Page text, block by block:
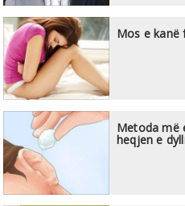
Mos e kanë
Metoda më
heqjen e